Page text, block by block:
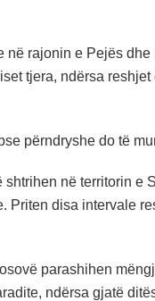
rajonin e Pejës
tjera, ndërsa
përndryshe do të
në territorin e
Priten disa intervale
parashihen
ndërsa gjatë